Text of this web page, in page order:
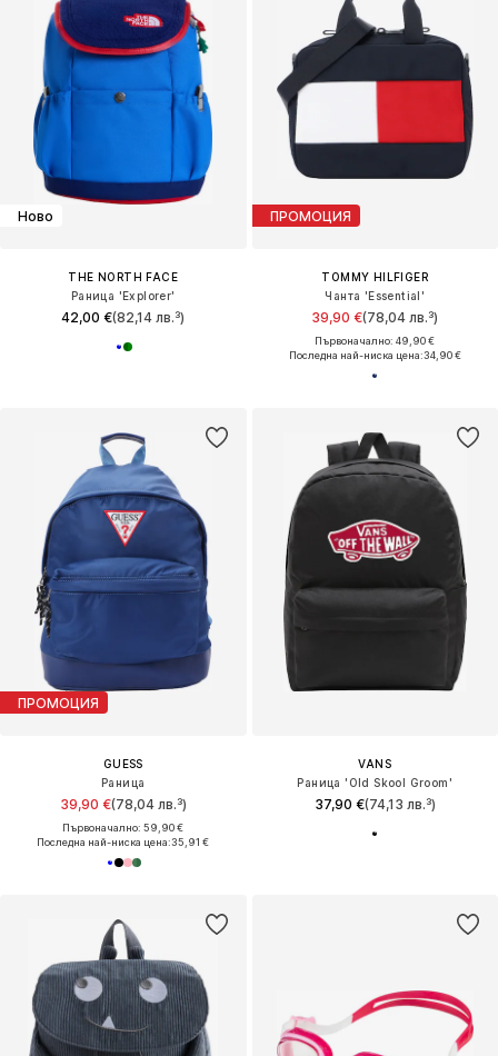
Ново
THE NORTH FACE
Раница 'Explorer'
42,00 €(82,14 лв.³)
ПРОМОЦИЯ
TOMMY HILFIGER
Чанта 'Essential'
39,90 €(78,04 лв.³)
Първоначално: 49,90 €
Последна най-ниска цена:34,90 €
ПРОМОЦИЯ
GUESS
Раница
39,90 €(78,04 лв.³)
Първоначално: 59,90 €
Последна най-ниска цена:35,91 €
VANS
Раница 'Old Skool Groom'
37,90 €(74,13 лв.³)